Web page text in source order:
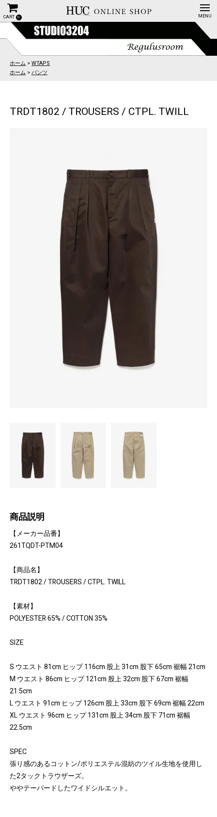
CART 0
ホーム >WTAPS
ホーム >パンツ
TRDT1802 / TROUSERS / CTPL. TWILL
商品説明
【メーカー品番】
261TQDT-PTM04
【商品名】
TRDT1802 / TROUSERS / CTPL. TWILL
【素材】
POLYESTER 65% / COTTON 35%
SIZE
S ウエスト 81cm ヒップ 116cm 股上 31cm 股下 65cm 裾幅 21cm
M ウエスト 86cm ヒップ 121cm 股上 32cm 股下 67cm 裾幅
21.5cm
L ウエスト 91cm ヒップ 126cm 股上 33cm 股下 69cm 裾幅 22cm
XL ウエスト 96cm ヒップ 131cm 股上 34cm 股下 71cm 裾幅
22.5cm
SPEC
張り感のあるコットン/ポリエステル混紡のツイル生地を使用し
た2タックトラウザーズ。
ややテーパードしたワイドシルエット。